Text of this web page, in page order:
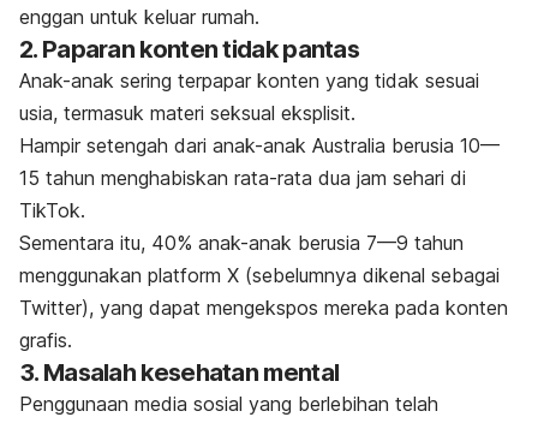
enggan untuk keluar rumah.
2. Paparan konten tidak pantas
Anak-anak sering terpapar konten yang tidak sesuai
usia, termasuk materi seksual eksplisit.
Hampir setengah dari anak-anak Australia berusia 10—
15 tahun menghabiskan rata-rata dua jam sehari di
TikTok.
Sementara itu, 40% anak-anak berusia 7—9 tahun
menggunakan platform X (sebelumnya dikenal sebagai
Twitter), yang dapat mengekspos mereka pada konten
grafis.
3. Masalah kesehatan mental
Penggunaan media sosial yang berlebihan telah